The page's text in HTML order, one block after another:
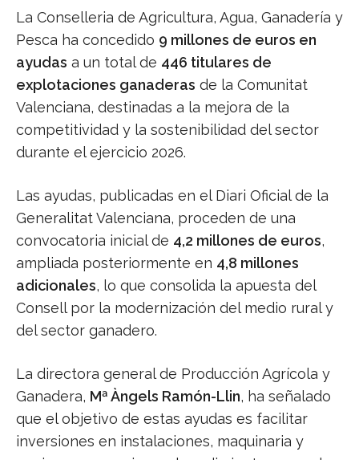
La Conselleria de Agricultura, Agua, Ganadería y
Pesca ha concedido 9 millones de euros en
ayudas a un total de 446 titulares de
explotaciones ganaderas de la Comunitat
Valenciana, destinadas a la mejora de la
competitividad y la sostenibilidad del sector
durante el ejercicio 2026.
Las ayudas, publicadas en el Diari Oficial de la
Generalitat Valenciana, proceden de una
convocatoria inicial de 4,2 millones de euros,
ampliada posteriormente en 4,8 millones
adicionales, lo que consolida la apuesta del
Consell por la modernización del medio rural y
del sector ganadero.
La directora general de Producción Agrícola y
Ganadera, Mª Àngels Ramón-Llin, ha señalado
que el objetivo de estas ayudas es facilitar
inversiones en instalaciones, maquinaria y